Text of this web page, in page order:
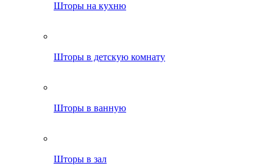
Шторы на кухню
Шторы в детскую комнату
Шторы в ванную
Шторы в зал